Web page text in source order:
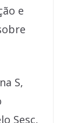
e
S,
Sesc,